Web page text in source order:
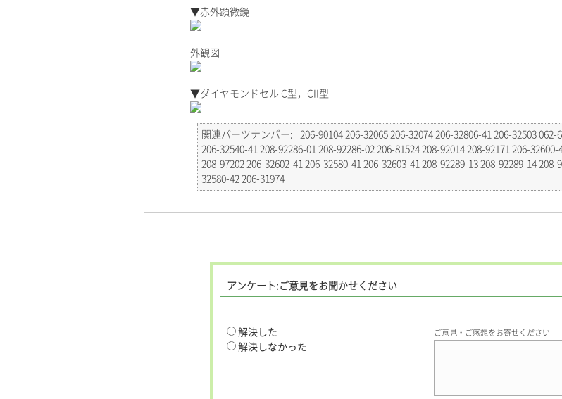
▼赤外顕微鏡
外観図
▼ダイヤモンドセル C型，CII型
関連パーツナンバー
206-90104 206-32065 206-32074 206-32806-41 206-32503 062-
206-32540-41 208-92286-01 208-92286-02 206-81524 208-92014 208-92171 206-
208-97202 206-32602-41 206-32580-41 206-32603-41 208-92289-13 208-92289-14
32580-42 206-31974
アンケート:ご意見をお聞かせください
解決した
解決しなかった
ご意見・ご感想をお寄せください